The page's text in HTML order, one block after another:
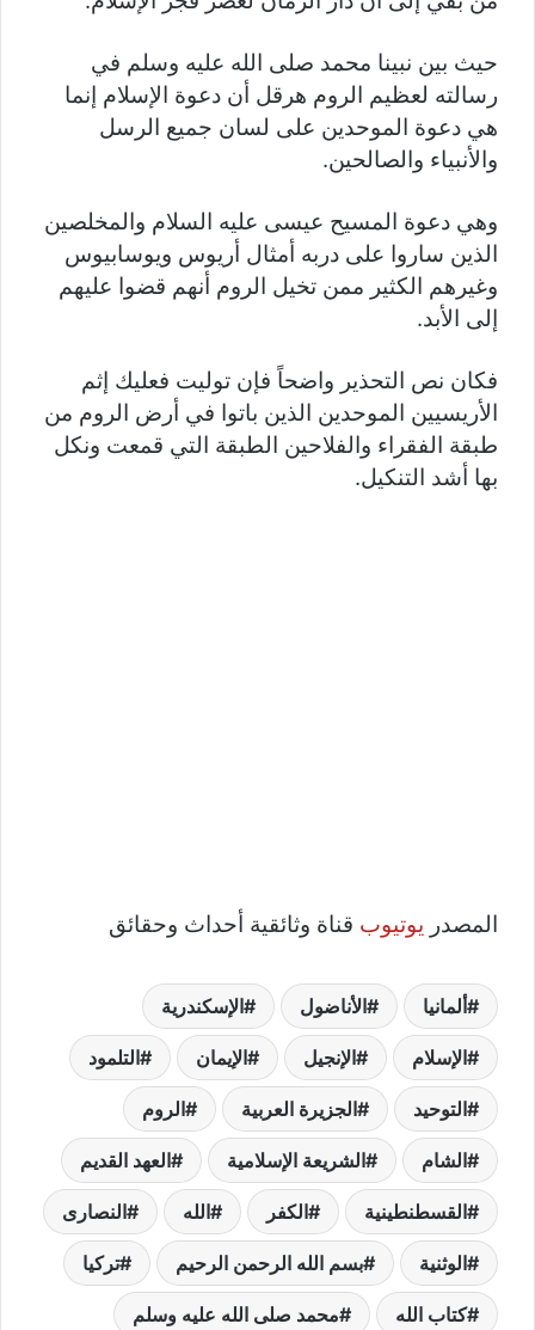
حيث بين نبينا محمد صلى الله عليه وسلم في
رسالته لعظيم الروم هرقل أن دعوة الإسلام إنما
هي دعوة الموحدين على لسان جميع الرسل
والأنبياء والصالحين.
وهي دعوة المسيح عيسى عليه السلام والمخلصين
الذين ساروا على دربه أمثال أريوس ويوسابيوس
وغيرهم الكثير ممن تخيل الروم أنهم قضوا عليهم
إلى الأبد.
فكان نص التحذير واضحاً فإن توليت فعليك إثم
الأريسيين الموحدين الذين باتوا في أرض الروم من
طبقة الفقراء والفلاحين الطبقة التي قمعت ونكل
بها أشد التنكيل.
المصدر يوتيوب قناة وثائقية أحداث وحقائق
ألمانيا الأناضول الإسكندرية
الإسلام الإنجيل الإيمان التلمود
التوحيد الجزيرة العربية الروم
الشام الشريعة الإسلامية العهد القديم
القسطنطينية الكفر الله النصارى
الوثنية بسم الله الرحمن الرحيم تركيا
كتاب الله محمد صلى الله عليه وسلم